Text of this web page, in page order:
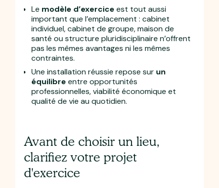
Le modèle d’exercice est tout aussi
important que l’emplacement : cabinet
individuel, cabinet de groupe, maison de
santé ou structure pluridisciplinaire n’offrent
pas les mêmes avantages ni les mêmes
contraintes.
Une installation réussie repose sur un
équilibre entre opportunités
professionnelles, viabilité économique et
qualité de vie au quotidien.
Avant de choisir un lieu,
clarifiez votre projet
d'exercice